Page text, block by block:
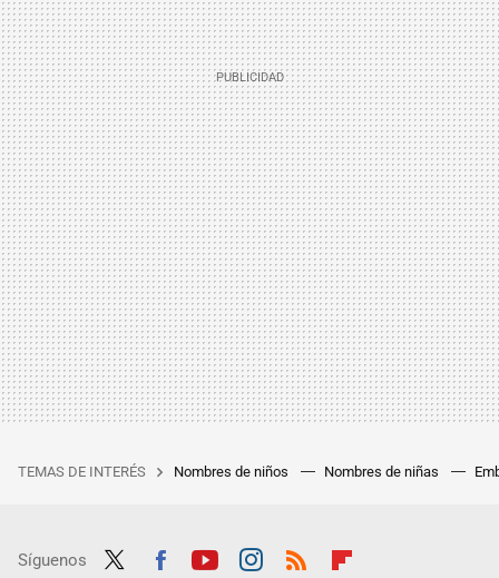
TEMAS DE INTERÉS Nombres de niños Nombres de niñas
Síguenos